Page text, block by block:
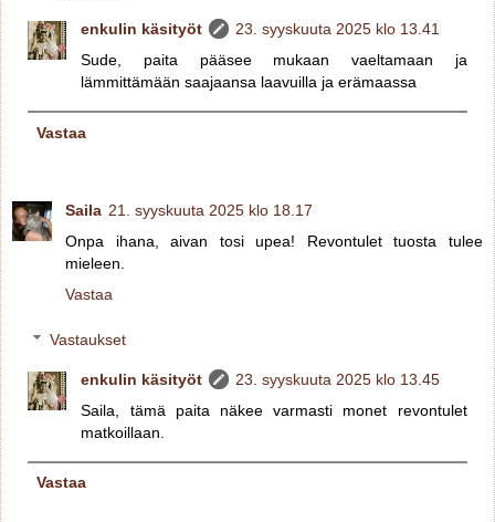
enkulin käsityöt
23. syyskuuta 2025 klo 13.41
Sude, paita pääsee mukaan vaeltamaan ja
lämmittämään saajaansa laavuilla ja erämaassa
Vastaa
Saila 21. syyskuuta 2025 klo 18.17
Onpa ihana, aivan tosi upea! Revontulet tuosta tulee
mieleen.
Vastaa
Vastaukset
enkulin käsityöt
23. syyskuuta 2025 klo 13.45
Saila, tämä paita näkee varmasti monet revontulet
matkoillaan.
Vastaa